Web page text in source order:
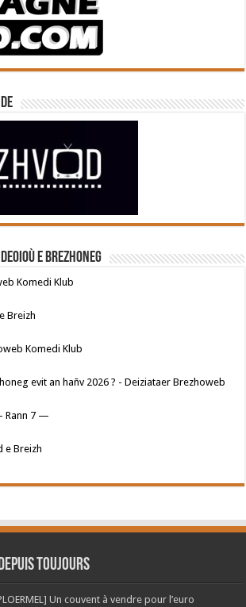
e brezhoneg
Komedi Klub
Breizh
Komedi Klub
evit an hañv 2026 ? - Deiziataer Brezhoweb
Rann 7 —
e Breizh
toujours
Un couvent à vendre pour l’euro